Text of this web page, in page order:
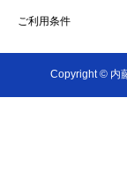
ご利用条件
Copyright © 内